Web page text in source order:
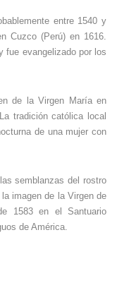
entre 1540 y
Cuzco (Perú) en 1616.
fue evangelizado por los
de la Virgen María en
tradición católica local
de una mujer con
semblanzas del rostro
imagen de la Virgen de
1583 en el Santuario
de América.